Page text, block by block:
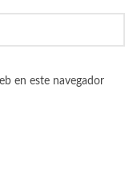
en este navegador